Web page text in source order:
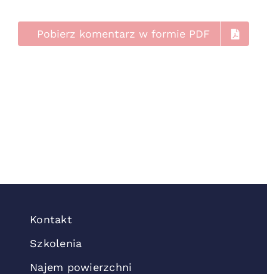
Pobierz komentarz w formie PDF
Kontakt
Szkolenia
Najem powierzchni